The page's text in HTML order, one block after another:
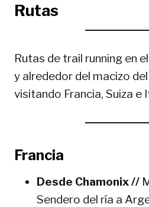
Rutas
Rutas de trail running en
y alrededor del macizo
visitando Francia, Suiza e
Francia
Desde Chamonix //
Sendero del ría a